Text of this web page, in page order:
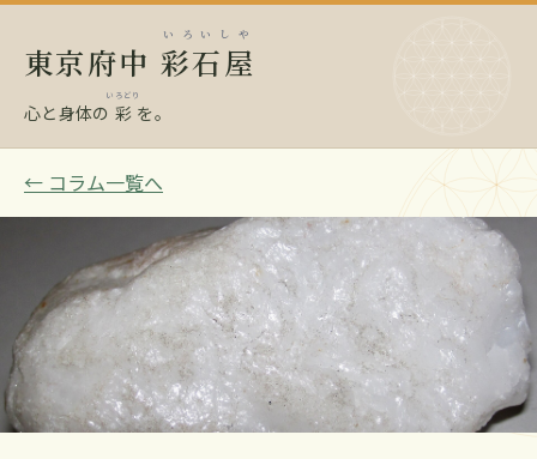
東京府中 彩石屋
いろいしや
心と身体の 彩
いろどり
を。
← コラム一覧へ